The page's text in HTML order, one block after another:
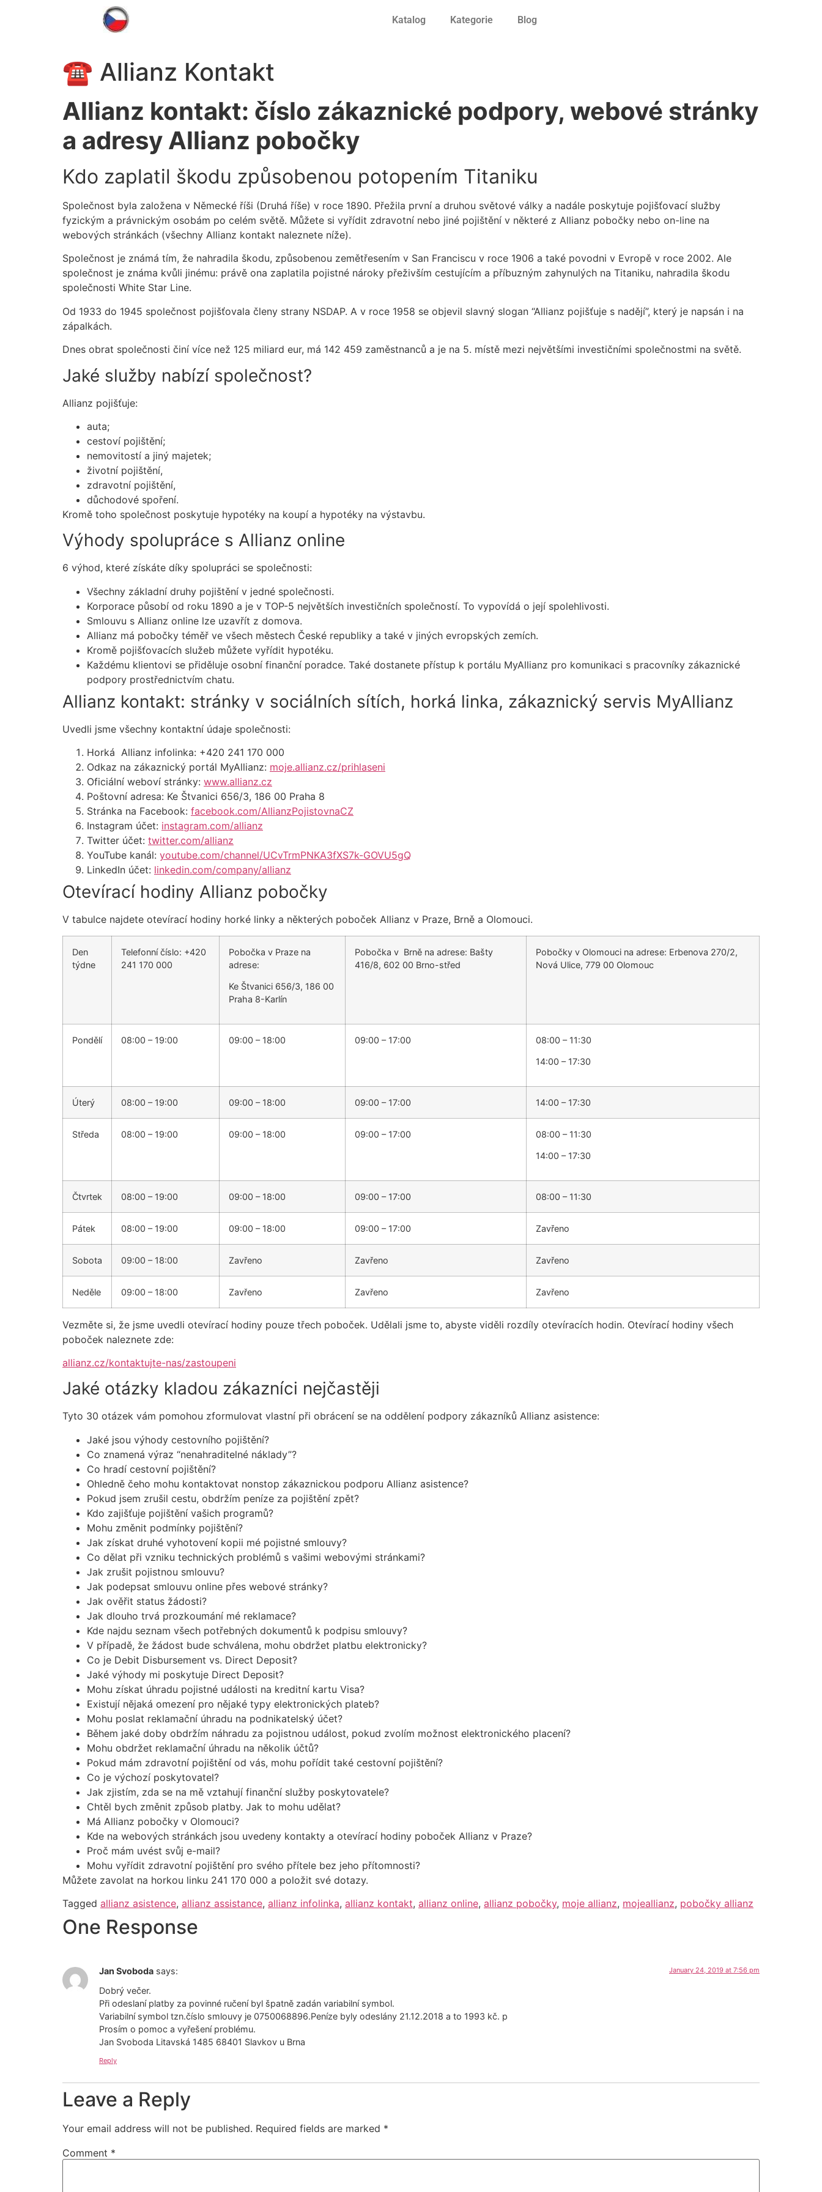
Katalog Kategorie Blog
☎ Allianz Kontakt
Allianz kontakt: číslo zákaznické podpory, webové stránky
a adresy Allianz pobočky
Kdo zaplatil škodu způsobenou potopením Titaniku
Společnost byla založena v Německé říši (Druhá říše) v roce 1890. Přežila první a druhou světové války a nadále poskytuje pojišťovací služby
fyzickým a právnickým osobám po celém světě. Můžete si vyřídit zdravotní nebo jiné pojištění v některé z Allianz pobočky nebo on-line na
webových stránkách (všechny Allianz kontakt naleznete níže).
Společnost je známá tím, že nahradila škodu, způsobenou zemětřesením v San Franciscu v roce 1906 a také povodni v Evropě v roce 2002. Ale
společnost je známa kvůli jinému: právě ona zaplatila pojistné nároky přeživším cestujícím a příbuzným zahynulých na Titaniku, nahradila škodu
společnosti White Star Line.
Od 1933 do 1945 společnost pojišťovala členy strany NSDAP. A v roce 1958 se objevil slavný slogan “Allianz pojišťuje s nadějí”, který je napsán i na
zápalkách.
Dnes obrat společnosti činí více než 125 miliard eur, má 142 459 zaměstnanců a je na 5. místě mezi největšími investičními společnostmi na světě.
Jaké služby nabízí společnost?
Allianz pojišťuje:
auta;
cestoví pojištění;
nemovitostí a jiný majetek;
životní pojištění,
zdravotní pojištění,
důchodové spoření.
Kromě toho společnost poskytuje hypotéky na koupí a hypotéky na výstavbu.
Výhody spolupráce s Allianz online
6 výhod, které získáte díky spolupráci se společnosti:
Všechny základní druhy pojištění v jedné společnosti.
Korporace působí od roku 1890 a je v TOP-5 největších investičních společností. To vypovídá o její spolehlivosti.
Smlouvu s Allianz online lze uzavřít z domova.
Allianz má pobočky téměř ve všech městech České republiky a také v jiných evropských zemích.
Kromě pojišťovacích služeb můžete vyřídit hypotéku.
Každému klientovi se přiděluje osobní finanční poradce. Také dostanete přístup k portálu MyAllianz pro komunikaci s pracovníky zákaznické
podpory prostřednictvím chatu.
Allianz kontakt: stránky v sociálních sítích, horká linka, zákaznický servis MyAllianz
Uvedli jsme všechny kontaktní údaje společnosti:
Horká Allianz infolinka: +420 241 170 000
Odkaz na zákaznický portál MyAllianz: moje.allianz.cz/prihlaseni
Oficiální weboví stránky: www.allianz.cz
Poštovní adresa: Ke Štvanici 656/3, 186 00 Praha 8
Stránka na Facebook: facebook.com/AllianzPojistovnaCZ
Instagram účet: instagram.com/allianz
Twitter účet: twitter.com/allianz
YouTube kanál: youtube.com/channel/UCvTrmPNKA3fXS7k-GOVU5gQ
LinkedIn účet: linkedin.com/company/allianz
Otevírací hodiny Allianz pobočky
V tabulce najdete otevírací hodiny horké linky a některých poboček Allianz v Praze, Brně a Olomouci.
Den
týdne
Telefonní číslo: +420
241 170 000
Pobočka v Praze na
adrese:
Ke Štvanici 656/3, 186 00
Praha 8-Karlín
Pobočka v Brně na adrese: Bašty
416/8, 602 00 Brno-střed
Pobočky v Olomouci na adrese: Erbenova 270/2,
Nová Ulice, 779 00 Olomouc
Pondělí 08:00 – 19:00 09:00 – 18:00 09:00 – 17:00 08:00 – 11:30
14:00 – 17:30
Úterý 08:00 – 19:00 09:00 – 18:00 09:00 – 17:00 14:00 – 17:30
Středa 08:00 – 19:00 09:00 – 18:00 09:00 – 17:00 08:00 – 11:30
14:00 – 17:30
Čtvrtek 08:00 – 19:00 09:00 – 18:00 09:00 – 17:00 08:00 – 11:30
Pátek 08:00 – 19:00 09:00 – 18:00 09:00 – 17:00 Zavřeno
Sobota 09:00 – 18:00 Zavřeno Zavřeno Zavřeno
Neděle 09:00 – 18:00 Zavřeno Zavřeno Zavřeno
Vezměte si, že jsme uvedli otevírací hodiny pouze třech poboček. Udělali jsme to, abyste viděli rozdíly otevíracích hodin. Otevírací hodiny všech
poboček naleznete zde:
allianz.cz/kontaktujte-nas/zastoupeni
Jaké otázky kladou zákazníci nejčastěji
Tyto 30 otázek vám pomohou zformulovat vlastní při obrácení se na oddělení podpory zákazníků Allianz asistence:
Jaké jsou výhody cestovního pojištění?
Co znamená výraz “nenahraditelné náklady”?
Co hradí cestovní pojištění?
Ohledně čeho mohu kontaktovat nonstop zákaznickou podporu Allianz asistence?
Pokud jsem zrušil cestu, obdržím peníze za pojištění zpět?
Kdo zajišťuje pojištění vašich programů?
Mohu změnit podmínky pojištění?
Jak získat druhé vyhotovení kopii mé pojistné smlouvy?
Co dělat při vzniku technických problémů s vašimi webovými stránkami?
Jak zrušit pojistnou smlouvu?
Jak podepsat smlouvu online přes webové stránky?
Jak ověřit status žádosti?
Jak dlouho trvá prozkoumání mé reklamace?
Kde najdu seznam všech potřebných dokumentů k podpisu smlouvy?
V případě, že žádost bude schválena, mohu obdržet platbu elektronicky?
Co je Debit Disbursement vs. Direct Deposit?
Jaké výhody mi poskytuje Direct Deposit?
Mohu získat úhradu pojistné události na kreditní kartu Visa?
Existují nějaká omezení pro nějaké typy elektronických plateb?
Mohu poslat reklamační úhradu na podnikatelský účet?
Během jaké doby obdržím náhradu za pojistnou událost, pokud zvolím možnost elektronického placení?
Mohu obdržet reklamační úhradu na několik účtů?
Pokud mám zdravotní pojištění od vás, mohu pořídit také cestovní pojištění?
Co je výchozí poskytovatel?
Jak zjistím, zda se na mě vztahují finanční služby poskytovatele?
Chtěl bych změnit způsob platby. Jak to mohu udělat?
Má Allianz pobočky v Olomouci?
Kde na webových stránkách jsou uvedeny kontakty a otevírací hodiny poboček Allianz v Praze?
Proč mám uvést svůj e-mail?
Mohu vyřídit zdravotní pojištění pro svého přítele bez jeho přítomnosti?
Můžete zavolat na horkou linku 241 170 000 a položit své dotazy.
Tagged allianz asistence, allianz assistance, allianz infolinka, allianz kontakt, allianz online, allianz pobočky, moje allianz, mojeallianz, pobočky allianz
One Response
Jan Svoboda says: January 24, 2019 at 7:56 pm
Dobrý večer.
Při odeslaní platby za povinné ručení byl špatně zadán variabilní symbol.
Variabilní symbol tzn.číslo smlouvy je 0750068896.Peníze byly odeslány 21.12.2018 a to 1993 kč. p
Prosím o pomoc a vyřešení problému.
Jan Svoboda Litavská 1485 68401 Slavkov u Brna
Reply
Leave a Reply
Your email address will not be published. Required fields are marked *
Comment *